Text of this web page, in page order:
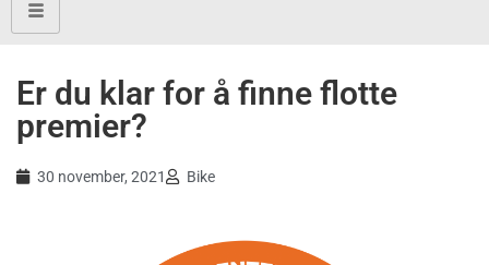
Er du klar for å finne flotte
premier?
30 november, 2021 Bike